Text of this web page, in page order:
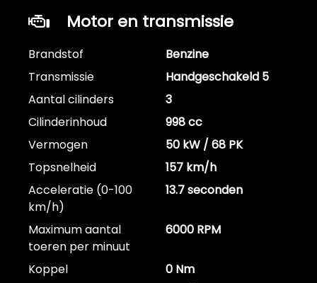
Motor en transmissie
Brandstof
Benzine
Transmissie
Handgeschakeld 5
Aantal cilinders
3
Cilinderinhoud
998 cc
Vermogen
50 kW / 68 PK
Topsnelheid
157 km/h
Acceleratie (0-100
km/h)
13.7 seconden
Maximum aantal
toeren per minuut
6000 RPM
Koppel
0 Nm